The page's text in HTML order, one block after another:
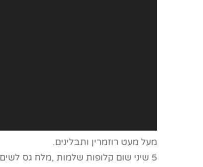
מעל מעט רוזמרין ותבלינים.
5 שיני שום קלופות שלמות ,מלח גס לשים לפי טעם .